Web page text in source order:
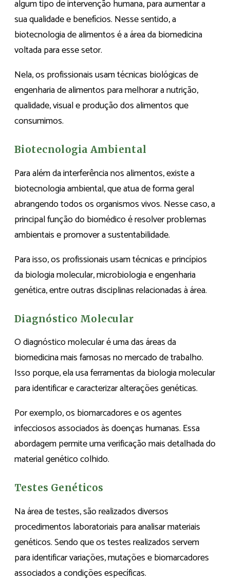
algum tipo de intervenção humana, para aumentar a
sua qualidade e benefícios. Nesse sentido, a
biotecnologia de alimentos é a área da biomedicina
voltada para esse setor.
Nela, os profissionais usam técnicas biológicas de
engenharia de alimentos para melhorar a nutrição,
qualidade, visual e produção dos alimentos que
consumimos.
Biotecnologia Ambiental
Para além da interferência nos alimentos, existe a
biotecnologia ambiental, que atua de forma geral
abrangendo todos os organismos vivos. Nesse caso, a
principal função do biomédico é resolver problemas
ambientais e promover a sustentabilidade.
Para isso, os profissionais usam técnicas e princípios
da biologia molecular, microbiologia e engenharia
genética, entre outras disciplinas relacionadas à área.
Diagnóstico Molecular
O diagnóstico molecular é uma das áreas da
biomedicina mais famosas no mercado de trabalho.
Isso porque, ela usa ferramentas da biologia molecular
para identificar e caracterizar alterações genéticas.
Por exemplo, os biomarcadores e os agentes
infecciosos associados às doenças humanas. Essa
abordagem permite uma verificação mais detalhada do
material genético colhido.
Testes Genéticos
Na área de testes, são realizados diversos
procedimentos laboratoriais para analisar materiais
genéticos. Sendo que os testes realizados servem
para identificar variações, mutações e biomarcadores
associados a condições específicas.